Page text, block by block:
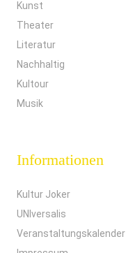
Kunst
Theater
Literatur
Nachhaltig
Kultour
Musik
Informationen
Kultur Joker
UNIversalis
Veranstaltungskalender